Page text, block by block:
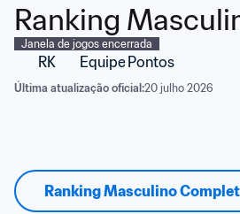
Ranking
Janela de jogos encerrada
RK Equipe Pontos
Última atualização oficial:20 julho 2026
Ranking Masculino